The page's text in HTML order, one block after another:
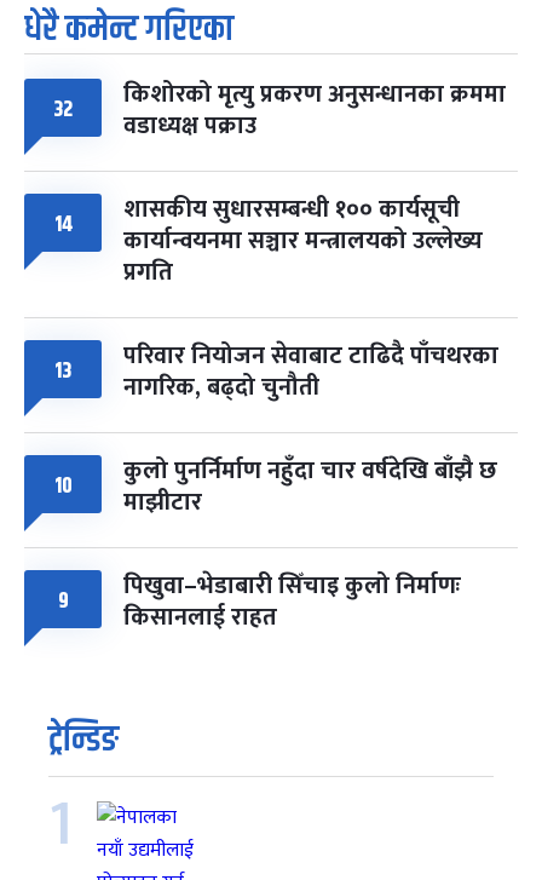
धेरै कमेन्ट गरिएका
32 किशोरको मृत्यु प्रकरण अनुसन्धानका क्रममा
वडाध्यक्ष पक्राउ
14 शासकीय सुधारसम्बन्धी १०० कार्यसूची
कार्यान्वयनमा सञ्चार मन्त्रालयको उल्लेख्य
प्रगति
13 परिवार नियोजन सेवाबाट टाढिदै पाँचथरका
नागरिक, बढ्दो चुनौती
10 कुलो पुनर्निर्माण नहुँदा चार वर्षदेखि बाँझै छ
माझीटार
9 पिखुवा–भेडाबारी सिँचाइ कुलो निर्माणः
किसानलाई राहत
ट्रेन्डिङ
1